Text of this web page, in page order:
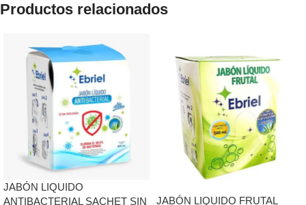
Productos relacionados
JABÓN LIQUIDO
ANTIBACTERIAL SACHET SIN
JABÓN LIQUIDO FRUTAL